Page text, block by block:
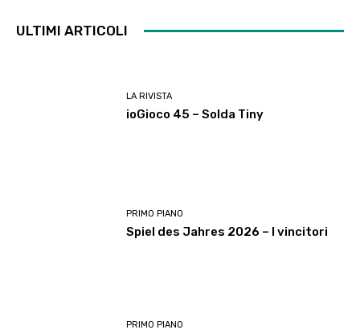
ULTIMI ARTICOLI
LA RIVISTA
ioGioco 45 – Solda Tiny
PRIMO PIANO
Spiel des Jahres 2026 – I vincitori
PRIMO PIANO